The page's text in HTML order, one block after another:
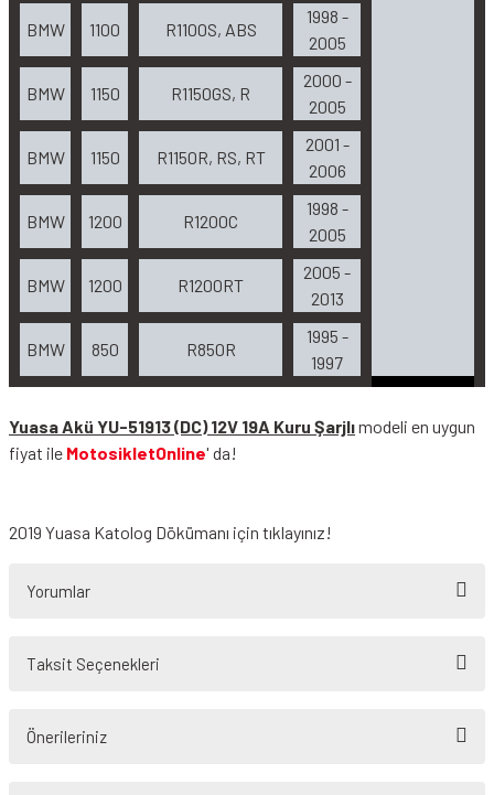
BMW 1100 R1100S, ABS
1998 -
2005
BMW 1150 R1150GS, R
2000 -
2005
BMW 1150 R1150R, RS, RT
2001 -
2006
BMW 1200 R1200C
1998 -
2005
BMW 1200 R1200RT
2005 -
2013
BMW 850 R850R
1995 -
1997
Yuasa Akü YU-51913 (DC) 12V 19A Kuru Şarjlımodeli en uygun
fiyat ile MotosikletOnline' da!
2019 Yuasa Katolog Dökümanı için tıklayınız!
Yorumlar
Taksit Seçenekleri
Önerileriniz